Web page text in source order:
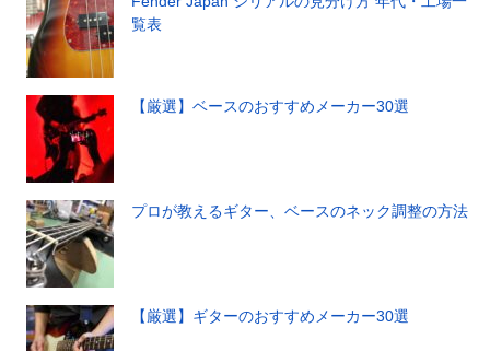
覧表
【厳選】ベースのおすすめメーカー30選
プロが教えるギター、ベースのネック調整の方法
【厳選】ギターのおすすめメーカー30選